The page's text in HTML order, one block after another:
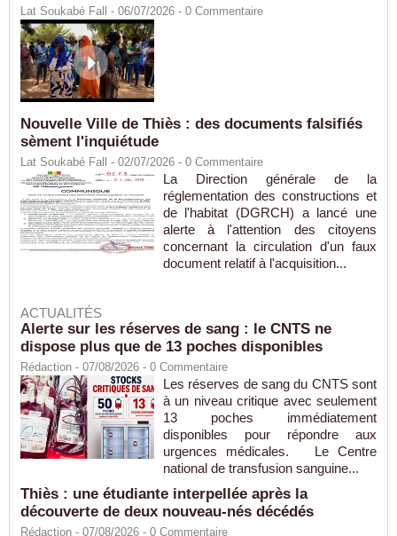
Lat Soukabé Fall - 06/07/2026 - 0 Commentaire
Nouvelle Ville de Thiès : des documents falsifiés
sèment l'inquiétude
Lat Soukabé Fall - 02/07/2026 - 0 Commentaire
La Direction générale de la
réglementation des constructions et
de l'habitat (DGRCH) a lancé une
alerte à l'attention des citoyens
concernant la circulation d'un faux
document relatif à l'acquisition...
ACTUALITÉS
Alerte sur les réserves de sang : le CNTS ne
dispose plus que de 13 poches disponibles
Rédaction - 07/08/2026 - 0 Commentaire
Les réserves de sang du CNTS sont
à un niveau critique avec seulement
13 poches immédiatement
disponibles pour répondre aux
urgences médicales. Le Centre
national de transfusion sanguine...
Thiès : une étudiante interpellée après la
découverte de deux nouveau-nés décédés
Rédaction - 07/08/2026 - 0 Commentaire